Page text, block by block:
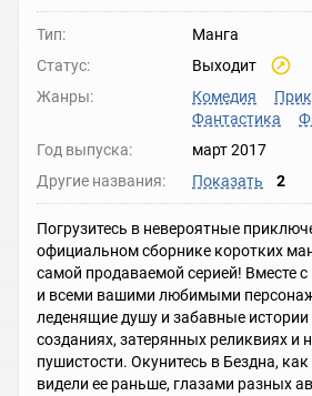
Тип:
Манга
Статус:
Выходит
Жанры:
Комедия
Фантастика
Год выпуска:
март 2017
Другие названия:
Показать 2
Погрузитесь в невероятные
официальном сборнике коротких
самой продаваемой серией! Вместе
и всеми вашими любимыми
леденящие душу и забавные
созданиях, затерянных реликвиях и
пушистости. Окунитесь в Бездна,
видели ее раньше, глазами разных